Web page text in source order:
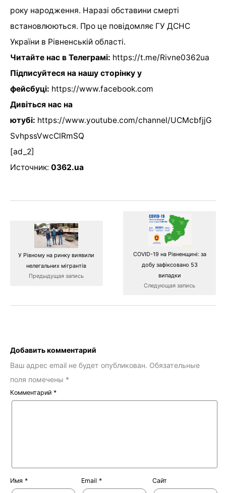
року народження. Наразі обставини смерті
встановлюються. Про це повідомляє ГУ ДСНС
України в Рівненській області.
Читайте нас в Телеграмі: https://t.me/Rivne0362ua
Підписуйтеся на нашу сторінку у
фейсбуці: https://www.facebook.com
Дивіться нас на
ютубі: https://www.youtube.com/channel/UCMcbfjjG
SvhpssVwcClRmSQ
[ad_2]
Источник: 0362.ua
У Рівному на ринку виявили
нелегальних мігрантів
Предыдущая запись
COVID-19 на Рівненщині: за
добу зафіксовано 53
випадки
Следующая запись
Добавить комментарий
Ваш адрес email не будет опубликован. Обязательные
поля помечены *
Комментарий *
Имя * Email * Сайт